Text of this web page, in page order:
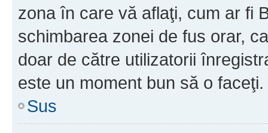
zona în care vă aflaţi, cum ar fi
schimbarea zonei de fus orar,
doar de către utilizatorii
este un moment bun să o faceţi.
Sus